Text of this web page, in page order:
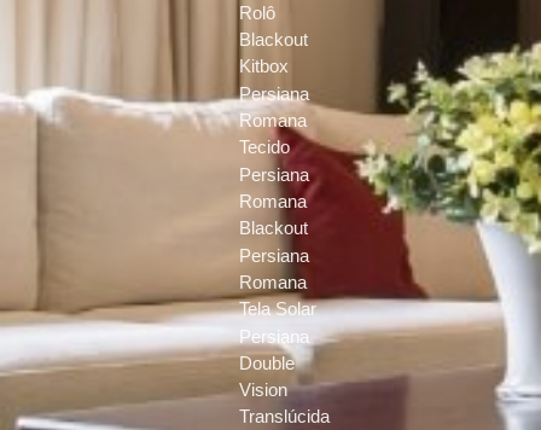
Rolô
Blackout
Kitbox
Persiana
Romana
Tecido
Persiana
Romana
Blackout
Persiana
Romana
Tela Solar
Persiana
Double
Vision
Translúcida